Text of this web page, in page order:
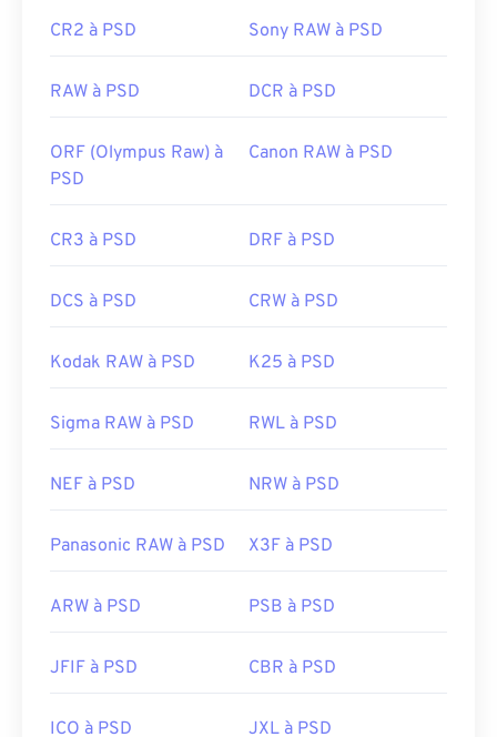
Développé par :
Adobe Inc.
Liens utiles:
CR2 à PSD Sony RAW à PSD
RAW à PSD DCR à PSD
ORF (Olympus Raw) à
PSD
Canon RAW à PSD
CR3 à PSD DRF à PSD
DCS à PSD CRW à PSD
Kodak RAW à PSD K25 à PSD
Sigma RAW à PSD RWL à PSD
NEF à PSD NRW à PSD
Panasonic RAW à PSD X3F à PSD
ARW à PSD PSB à PSD
JFIF à PSD CBR à PSD
ICO à PSD JXL à PSD